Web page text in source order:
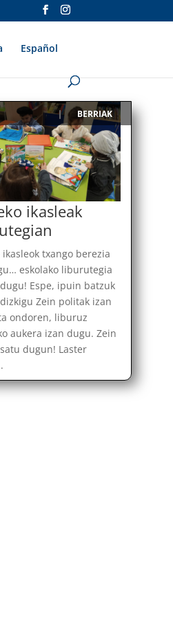
Español
ikasleak
| BERRIAK
txango berezia
eskolako liburutegia
Espe, ipuin batzuk
Zein politak izan
ondoren, liburuz
aukera izan dugu. Zein
dugun! Laster